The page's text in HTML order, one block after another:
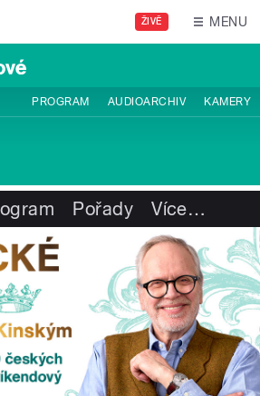
ŽIVĚ MENU
PROGRAM AUDIOARCHIV KAMERY
Pořady Více…